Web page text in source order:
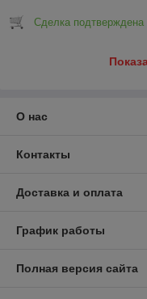
Сделка подтверждена
О нас
Контакты
Доставка и оплата
График работы
Полная версия сайта